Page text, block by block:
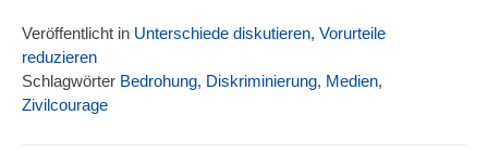
Veröffentlicht in Unterschiede diskutieren, Vorurteile
reduzieren
Schlagwörter Bedrohung, Diskriminierung, Medien,
Zivilcourage